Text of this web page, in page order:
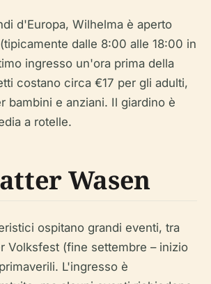
d'Europa, Wilhelma è aperto
dalle 8:00 alle 18:00 in
ingresso un'ora prima della
costano circa €17 per gli adulti,
bambini e anziani. Il giardino è
a rotelle.
Wasen
ospitano grandi eventi, tra
Volksfest (fine settembre – inizio
L'ingresso è